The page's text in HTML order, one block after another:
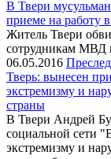
В Твери
приеме на работу
Житель Твери
сотрудникам МВД
06.05.2016
Тверь: вынесен
экстремизму и
страны
В Твери Андрей
социальной сети
экстремизму и